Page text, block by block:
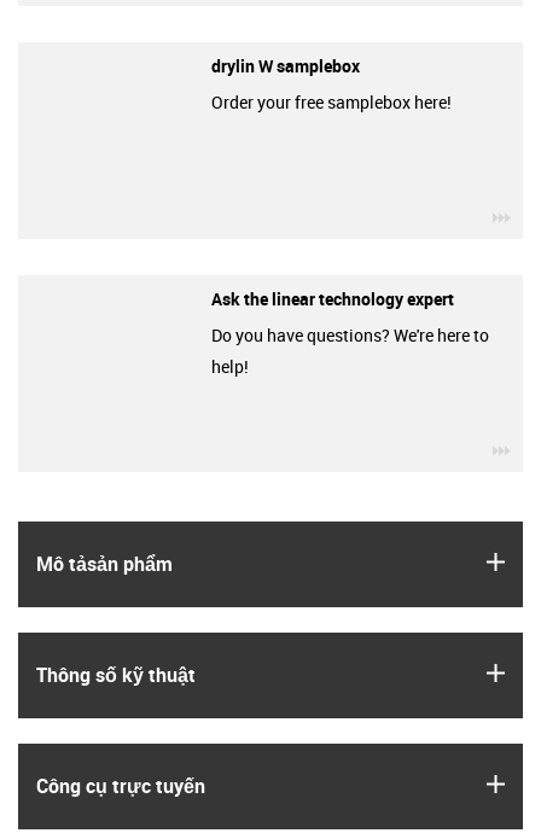
Mô tả­sản phẩm
Thông số kỹ thuật
Công cụ trực tuyến
drylin W samplebox
Order your free samplebox here!
Ask the linear technology expert
Do you have questions? We're here to
help!